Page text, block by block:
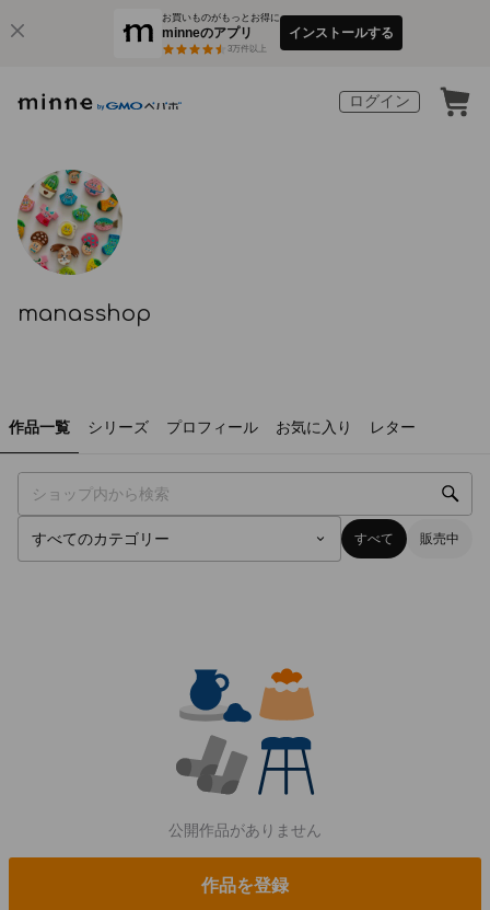
お買いものがもっとお得に
minneのアプリ
3万件以上
インストールする
ログイン
manasshop
作品一覧 シリーズ プロフィール お気に入り レター
すべて 販売中
公開作品がありません
作品を登録